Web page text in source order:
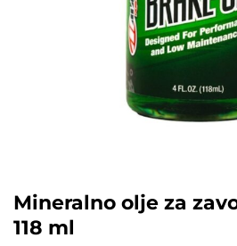
Mineralno olje za
118 ml